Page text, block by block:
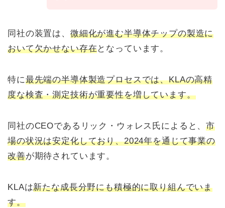
同社の装置は、 微細化が進む半導体チップの製造に
おいて欠かせない存在となっています。
特に最先端の半導体製造プロセスでは、KLAの高精
度な検査・測定技術が重要性を増しています。
同社のCEOであるリック・ウォレス氏によると、市
場の状況は安定化しており、2024年を通じて事業の
改善が期待されています。
KLAは新たな成長分野にも積極的に取り組んでいま
す。